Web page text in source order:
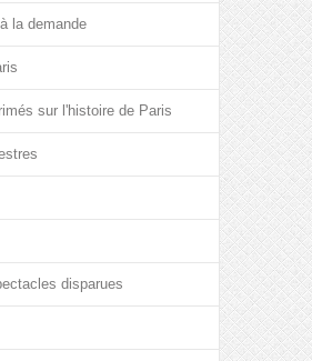
la demande
sur l'histoire de Paris
disparues